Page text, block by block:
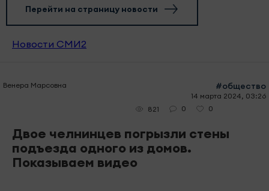
Перейти на страницу новости
Новости СМИ2
Венера Марсовна #общество
14 марта 2024, 03:26
821
0 0
Двое челнинцев погрызли стены
подъезда одного из домов.
Показываем видео